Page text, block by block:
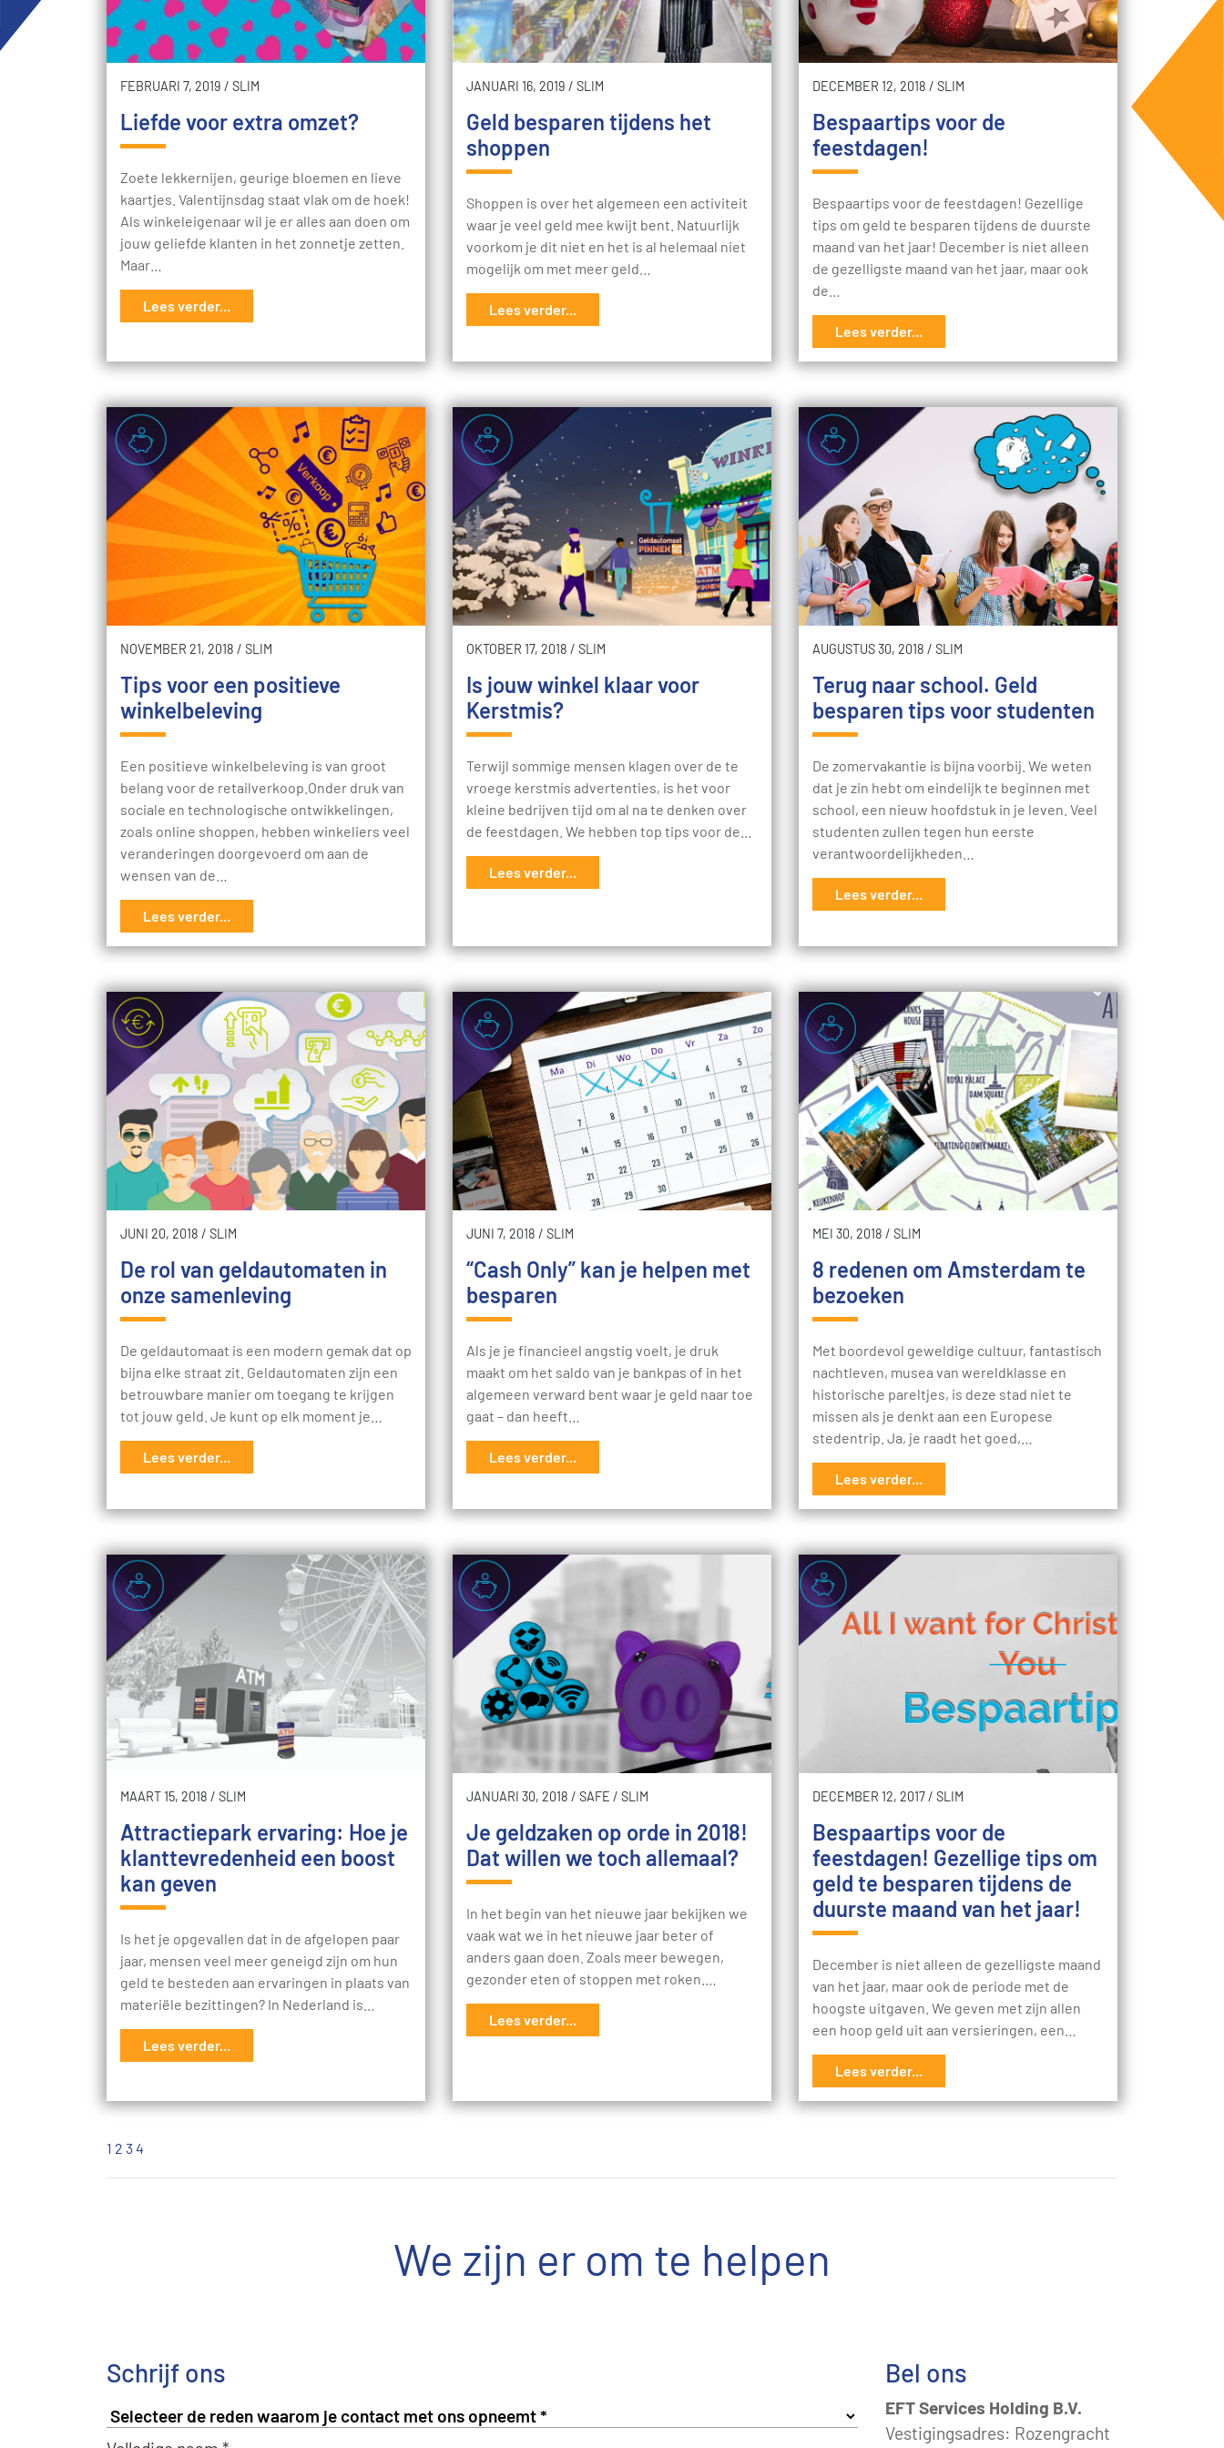
FEBRUARI 7, 2019 / SLIM
Liefde voor extra omzet?
Zoete lekkernijen, geurige bloemen en lieve
kaartjes. Valentijnsdag staat vlak om de hoek!
Als winkeleigenaar wil je er alles aan doen om
jouw geliefde klanten in het zonnetje zetten.
Maar…
Lees verder...
JANUARI 16, 2019 / SLIM
Geld besparen tijdens het
shoppen
Shoppen is over het algemeen een activiteit
waar je veel geld mee kwijt bent. Natuurlijk
voorkom je dit niet en het is al helemaal niet
mogelijk om met meer geld…
Lees verder...
DECEMBER 12, 2018 / SLIM
Bespaartips voor de
feestdagen!
Bespaartips voor de feestdagen! Gezellige
tips om geld te besparen tijdens de duurste
maand van het jaar! December is niet alleen
de gezelligste maand van het jaar, maar ook
de…
Lees verder...
NOVEMBER 21, 2018 / SLIM
Tips voor een positieve
winkelbeleving
Een positieve winkelbeleving is van groot
belang voor de retailverkoop.Onder druk van
sociale en technologische ontwikkelingen,
zoals online shoppen, hebben winkeliers veel
veranderingen doorgevoerd om aan de
wensen van de…
Lees verder...
OKTOBER 17, 2018 / SLIM
Is jouw winkel klaar voor
Kerstmis?
Terwijl sommige mensen klagen over de te
vroege kerstmis advertenties, is het voor
kleine bedrijven tijd om al na te denken over
de feestdagen. We hebben top tips voor de…
Lees verder...
AUGUSTUS 30, 2018 / SLIM
Terug naar school. Geld
besparen tips voor studenten
De zomervakantie is bijna voorbij. We weten
dat je zin hebt om eindelijk te beginnen met
school, een nieuw hoofdstuk in je leven. Veel
studenten zullen tegen hun eerste
verantwoordelijkheden…
Lees verder...
JUNI 20, 2018 / SLIM
De rol van geldautomaten in
onze samenleving
De geldautomaat is een modern gemak dat op
bijna elke straat zit. Geldautomaten zijn een
betrouwbare manier om toegang te krijgen
tot jouw geld. Je kunt op elk moment je…
Lees verder...
JUNI 7, 2018 / SLIM
“Cash Only” kan je helpen met
besparen
Als je je financieel angstig voelt, je druk
maakt om het saldo van je bankpas of in het
algemeen verward bent waar je geld naar toe
gaat – dan heeft…
Lees verder...
MEI 30, 2018 / SLIM
8 redenen om Amsterdam te
bezoeken
Met boordevol geweldige cultuur, fantastisch
nachtleven, musea van wereldklasse en
historische pareltjes, is deze stad niet te
missen als je denkt aan een Europese
stedentrip. Ja, je raadt het goed,…
Lees verder...
MAART 15, 2018 / SLIM
Attractiepark ervaring: Hoe je
klanttevredenheid een boost
kan geven
Is het je opgevallen dat in de afgelopen paar
jaar, mensen veel meer geneigd zijn om hun
geld te besteden aan ervaringen in plaats van
materiële bezittingen? In Nederland is…
Lees verder...
JANUARI 30, 2018 / SAFE / SLIM
Je geldzaken op orde in 2018!
Dat willen we toch allemaal?
In het begin van het nieuwe jaar bekijken we
vaak wat we in het nieuwe jaar beter of
anders gaan doen. Zoals meer bewegen,
gezonder eten of stoppen met roken.…
Lees verder...
DECEMBER 12, 2017/ SLIM
Bespaartips voor de
feestdagen! Gezellige tips om
geld te besparen tijdens de
duurste maand van het jaar!
December is niet alleen de gezelligste maand
van het jaar, maar ook de periode met de
hoogste uitgaven. We geven met zijn allen
een hoop geld uit aan versieringen, een…
Lees verder...
1 2 34
We zijn er om te helpen
Schrijf ons Bel ons
EFT Services Holding B.V.
Vestigingsadres: Rozengracht